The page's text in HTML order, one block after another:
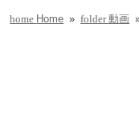
home Home » folder動画